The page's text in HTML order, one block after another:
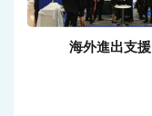
海外進出支援